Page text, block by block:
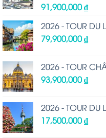
91,900,000₫
2026 - TOUR DU
79,900,000₫
2026 - TOUR
93,900,000₫
2026 - TOUR DU
17,500,000₫